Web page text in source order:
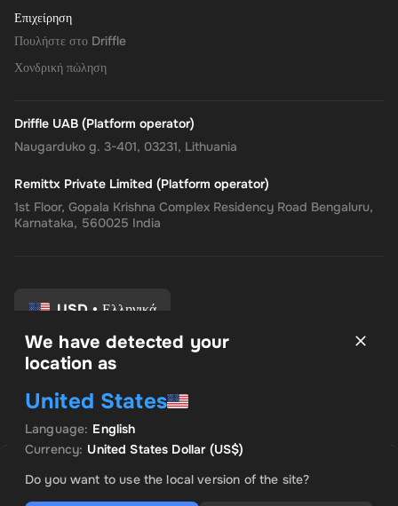
Save 5% with Plus
US$ 10.42
ΠΡΟΚΕΙΜΕΝΗ ΠΡΟΣΦΟΡΑ
Επιχείρηση
Πουλήστε στο Driffle
Χονδρική πώληση
Driffle UAB (Platform operator)
Naugarduko g. 3-401, 03231, Lithuania
Remittx Private Limited (Platform operator)
1st Floor, Gopala Krishna Complex Residency Road Bengaluru,
Karnataka, 560025 India
USD • Ελληνικά
Πολιτική Απορρήτου
Πολιτική επιστροφής
Προτιμήσεις συναίνεσης
We have detected your
location as
United States
Language: English
Currency: United States Dollar(US$)
Do you want to use the local version of the site?